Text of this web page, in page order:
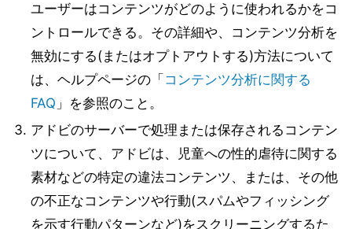
ユーザーはコンテンツがどのように使われるかをコ
ントロールできる。その詳細や、コンテンツ分析を
無効にする(またはオプトアウトする)方法について
は、ヘルプページの「 コンテンツ分析に関する
FAQ 」を参照のこと。
アドビのサーバーで処理または保存されるコンテン
ツについて、アドビは、児童への性的虐待に関する
素材などの特定の違法コンテンツ、または、その他
の不正なコンテンツや行動(スパムやフィッシング
を示す行動パターンなど)をスクリーニングするた